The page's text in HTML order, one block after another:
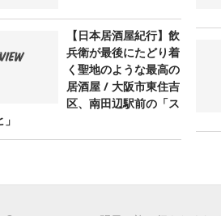
【日本居酒屋紀行】飲
兵衛が最後にたどり着
く聖地のような最高の
居酒屋 / 大阪市東住吉
区、南田辺駅前の「ス